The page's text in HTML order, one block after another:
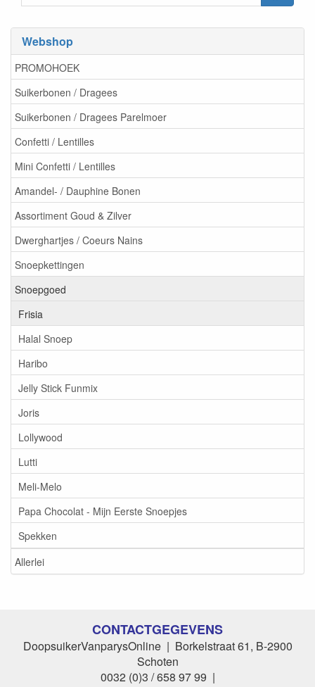
Webshop
PROMOHOEK
Suikerbonen / Dragees
Suikerbonen / Dragees Parelmoer
Confetti / Lentilles
Mini Confetti / Lentilles
Amandel- / Dauphine Bonen
Assortiment Goud & Zilver
Dwerghartjes / Coeurs Nains
Snoepkettingen
Snoepgoed
Frisia
Halal Snoep
Haribo
Jelly Stick Funmix
Joris
Lollywood
Lutti
Meli-Melo
Papa Chocolat - Mijn Eerste Snoepjes
Spekken
Allerlei
CONTACTGEGEVENS
DoopsuikerVanparysOnline | Borkelstraat 61, B-2900
Schoten
0032 (0)3 / 658 97 99 |